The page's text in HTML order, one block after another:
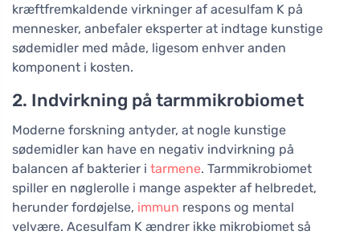
kræftfremkaldende virkninger af acesulfam K på
mennesker, anbefaler eksperter at indtage kunstige
sødemidler med måde, ligesom enhver anden
komponent i kosten.
2. Indvirkning på tarmmikrobiomet
Moderne forskning antyder, at nogle kunstige
sødemidler kan have en negativ indvirkning på
balancen af bakterier i tarmene. Tarmmikrobiomet
spiller en nøglerolle i mange aspekter af helbredet,
herunder fordøjelse, immun respons og mental
velvære. Acesulfam K ændrer ikke mikrobiomet så